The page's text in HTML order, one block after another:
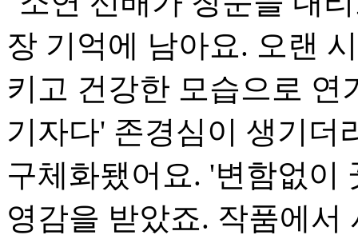
장 기억에 남아요. 오랜
키고 건강한 모습으로 연
기자다' 존경심이 생기더
구체화됐어요. '변함없이
영감을 받았죠. 작품에서